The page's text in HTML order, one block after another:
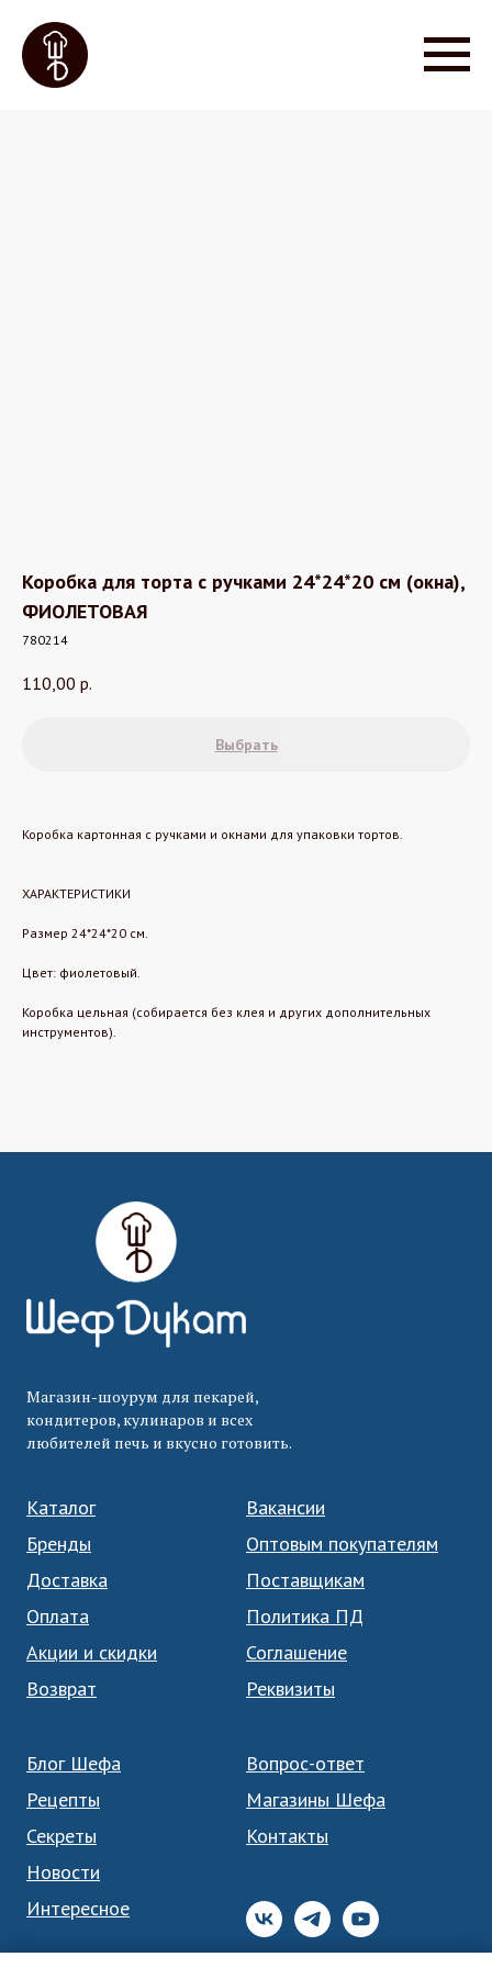
Коробка для торта с ручками 24*24*20 см (окна),
ФИОЛЕТОВАЯ
780214
110,00 р.
Выбрать
Коробка картонная с ручками и окнами для упаковки тортов.
ХАРАКТЕРИСТИКИ
Размер 24*24*20 см.
Цвет: фиолетовый.
Коробка цельная (собирается без клея и других дополнительных
инструментов).
Магазин-шоурум для пекарей,
кондитеров, кулинаров и всех
любителей печь и вкусно готовить.
Каталог
Бренды
Доставка
Оплата
Акции и скидки
Возврат
Вакансии
Оптовым покупателям
Поставщикам
Политика ПД
Соглашение
Реквизиты
Блог Шефа
Рецепты
Секреты
Новости
Интересное
Вопрос-ответ
Магазины Шефа
Контакты